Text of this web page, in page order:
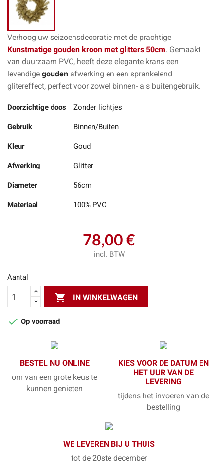
Verhoog uw seizoensdecoratie met de prachtige
Kunstmatige gouden kroon met glitters 50cm. Gemaakt
van duurzaam PVC, heeft deze elegante krans een
levendige gouden afwerking en een sprankelend
glitereffect, perfect voor zowel binnen- als buitengebruik.
Doorzichtige doos Zonder lichtjes
Gebruik Binnen/Buiten
Kleur Goud
Afwerking Glitter
Diameter 56cm
Materiaal 100% PVC
78,00 €
incl. BTW
Aantal
 IN WINKELWAGEN
 Op voorraad
BESTEL NU ONLINE
om van een grote keus te
kunnen genieten
KIES VOOR DE DATUM EN
HET UUR VAN DE
LEVERING
tijdens het invoeren van de
bestelling
WE LEVEREN BIJ U THUIS
tot de 20ste december